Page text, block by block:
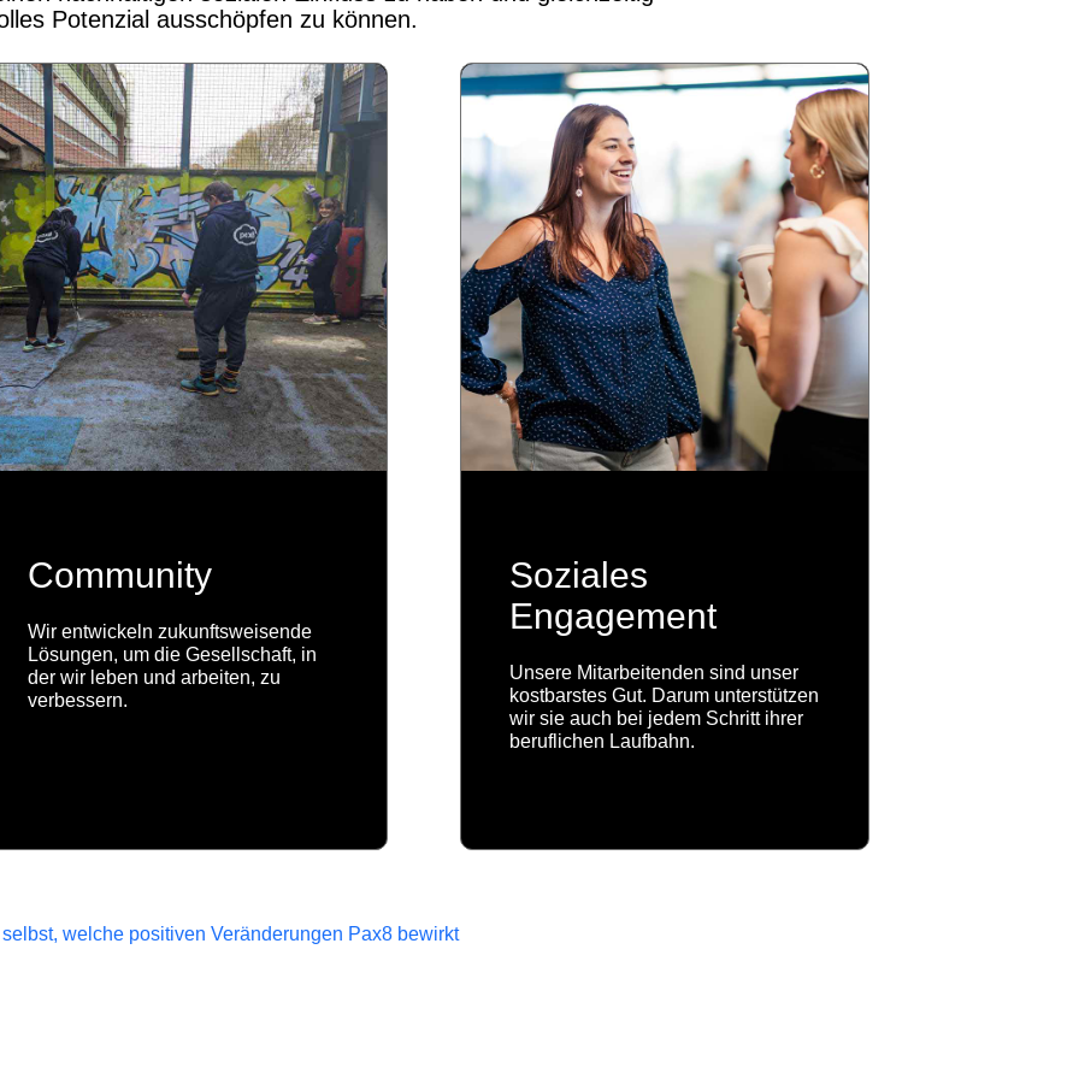
Potenzial ausschöpfen zu können.
Community
Wir entwickeln zukunftsweisende
Lösungen, um die Gesellschaft, in
der wir leben und arbeiten, zu
verbessern.
Soziales
Engagement
Unsere Mitarbeitenden sind unser
kostbarstes Gut. Darum unterstützen
wir sie auch bei jedem Schritt ihrer
beruflichen Laufbahn.
welche positiven Veränderungen Pax8 bewirkt